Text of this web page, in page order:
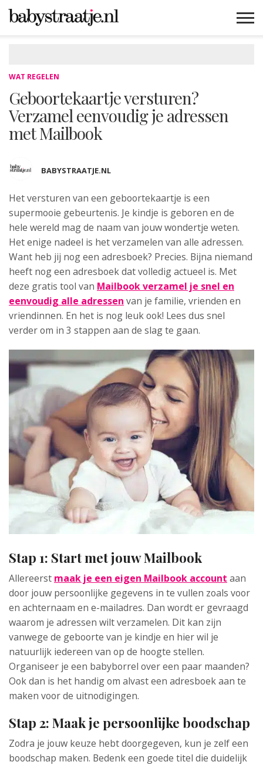
WAT REGELEN
Geboortekaartje versturen?
Verzamel eenvoudig je adressen
met Mailbook
BABYSTRAATJE.NL
Het versturen van een geboortekaartje is een
supermooie gebeurtenis. Je kindje is geboren en de
hele wereld mag de naam van jouw wondertje weten.
Het enige nadeel is het verzamelen van alle adressen.
Want heb jij nog een adresboek? Precies. Bijna niemand
heeft nog een adresboek dat volledig actueel is. Met
deze gratis tool van Mailbook verzamel je snel en
eenvoudig alle adressen van je familie, vrienden en
vriendinnen. En het is nog leuk ook! Lees dus snel
verder om in 3 stappen aan de slag te gaan.
Stap 1: Start met jouw Mailbook
Allereerst maak je een eigen Mailbook account aan
door jouw persoonlijke gegevens in te vullen zoals voor
en achternaam en e-mailadres. Dan wordt er gevraagd
waarom je adressen wilt verzamelen. Dit kan zijn
vanwege de geboorte van je kindje en hier wil je
natuurlijk iedereen van op de hoogte stellen.
Organiseer je een babyborrel over een paar maanden?
Ook dan is het handig om alvast een adresboek aan te
maken voor de uitnodigingen.
Stap 2: Maak je persoonlijke boodschap
Zodra je jouw keuze hebt doorgegeven, kun je zelf een
boodschap maken. Bedenk een goede titel die duidelijk